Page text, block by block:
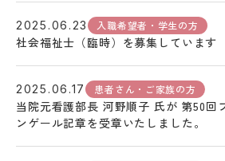
2025.06.23 入職希望者・学生の方
社会福祉士（臨時）を募集しています
2025.06.17 患者さん・ご家族の方
当院元看護部長 河野順子 氏が 第50回
ンゲール記章を受章いたしました。